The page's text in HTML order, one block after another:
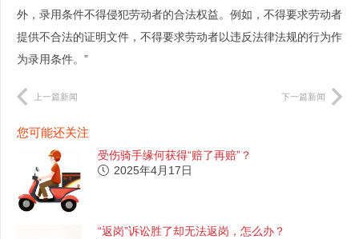
外，录用条件不得侵犯劳动者的合法权益。例如，不得要求劳动者
提供不合法的证明文件，不得要求劳动者以违反法律法规的行为作
为录用条件。”
上一篇新闻 下一篇新闻
您可能还关注
受伤骑手缘何获得“赔了再赔”？
2025年4月17日
“返岗”诉讼胜了却无法返岗，怎么办？